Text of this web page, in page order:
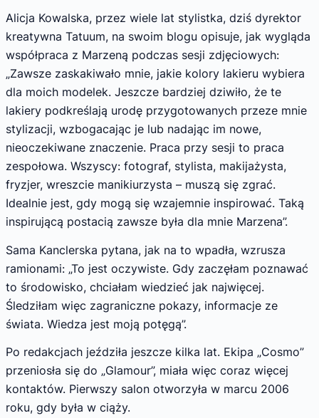
Alicja Kowalska, przez wiele lat stylistka, dziś dyrektor
kreatywna Tatuum, na swoim blogu opisuje, jak wygląda
współpraca z Marzeną podczas sesji zdjęciowych:
„Zawsze zaskakiwało mnie, jakie kolory lakieru wybiera
dla moich modelek. Jeszcze bardziej dziwiło, że te
lakiery podkreślają urodę przygotowanych przeze mnie
stylizacji, wzbogacając je lub nadając im nowe,
nieoczekiwane znaczenie. Praca przy sesji to praca
zespołowa. Wszyscy: fotograf, stylista, makijażysta,
fryzjer, wreszcie manikiurzysta – muszą się zgrać.
Idealnie jest, gdy mogą się wzajemnie inspirować. Taką
inspirującą postacią zawsze była dla mnie Marzena”.
Sama Kanclerska pytana, jak na to wpadła, wzrusza
ramionami: „To jest oczywiste. Gdy zaczęłam poznawać
to środowisko, chciałam wiedzieć jak najwięcej.
Śledziłam więc zagraniczne pokazy, informacje ze
świata. Wiedza jest moją potęgą”.
Po redakcjach jeździła jeszcze kilka lat. Ekipa „Cosmo”
przeniosła się do „Glamour”, miała więc coraz więcej
kontaktów. Pierwszy salon otworzyła w marcu 2006
roku, gdy była w ciąży.